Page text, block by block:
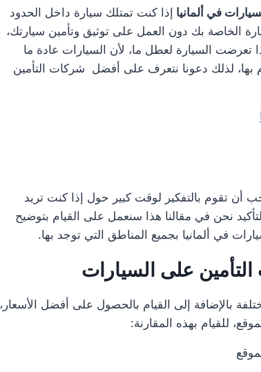
في ألمانيا إذا كنت تمتلك سيارة داخل الحدود
الخاصة بك دون العمل على توثيق وتأمين سيارتك،
تعرضت السيارة لعطل ما، لأن السيارات عادة ما
بها، لذلك دعونا نتعرف على أفضل شركات التأمين
أن تقوم بالتفكير لوقت كبير حول إذا كنت تريد
نحن في مقالنا هذا سنعمل على القيام بتوضيح
في ألمانيا بجميع المناطق التي توجد بها.
على السيارات
بالإضافة إلى القيام بالحصول على أفضل الأسعار،
للقيام بهذه المقارنة: